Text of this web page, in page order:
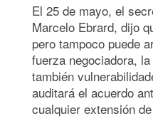
El 25 de mayo, el
Marcelo Ebrard, dijo
pero tampoco puede
fuerza negociadora,
también
auditará el acuerdo
cualquier extensión